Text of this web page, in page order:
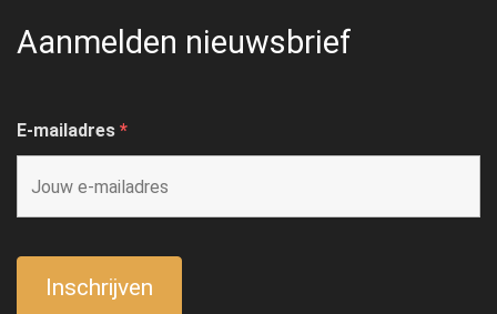
Aanmelden nieuwsbrief
E-mailadres *